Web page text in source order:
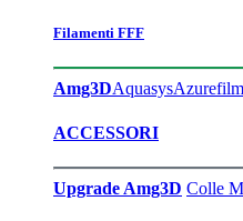
Filamenti FFF
Amg3DAquasysAzurefilm
ACCESSORI
Upgrade Amg3D Colle